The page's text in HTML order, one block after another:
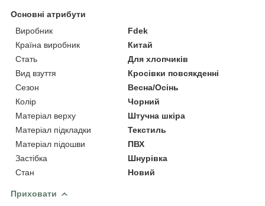
Основні атрибути
Виробник
Fdek
Країна виробник
Китай
Стать
Для хлопчиків
Вид взуття
Кросівки повсякденні
Сезон
Весна/Осінь
Колір
Чорний
Матеріал верху
Штучна шкіра
Матеріал підкладки
Текстиль
Матеріал підошви
ПВХ
Застібка
Шнурівка
Стан
Новий
Приховати